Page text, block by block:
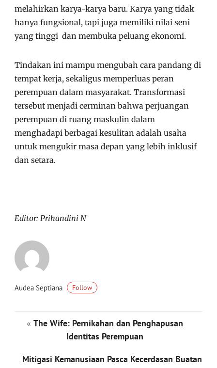
melahirkan karya-karya baru. Karya yang tidak
hanya fungsional, tapi juga memiliki nilai seni
yang tinggi dan membuka peluang ekonomi.
Tindakan ini mampu mengubah cara pandang di
tempat kerja, sekaligus memperluas peran
perempuan dalam masyarakat. Transformasi
tersebut menjadi cerminan bahwa perjuangan
perempuan di ruang maskulin dalam
menghadapi berbagai kesulitan adalah usaha
untuk mengukir masa depan yang lebih inklusif
dan setara.
Editor: Prihandini N
Audea Septiana Follow
« The Wife: Pernikahan dan Penghapusan
Identitas Perempuan
Mitigasi Kemanusiaan Pasca Kecerdasan Buatan